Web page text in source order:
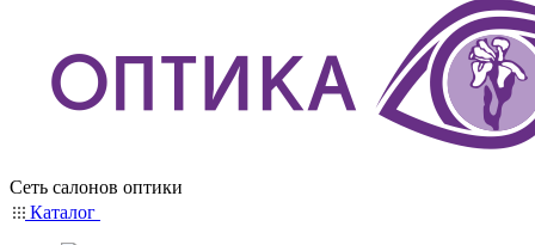
Сеть салонов оптики
Каталог